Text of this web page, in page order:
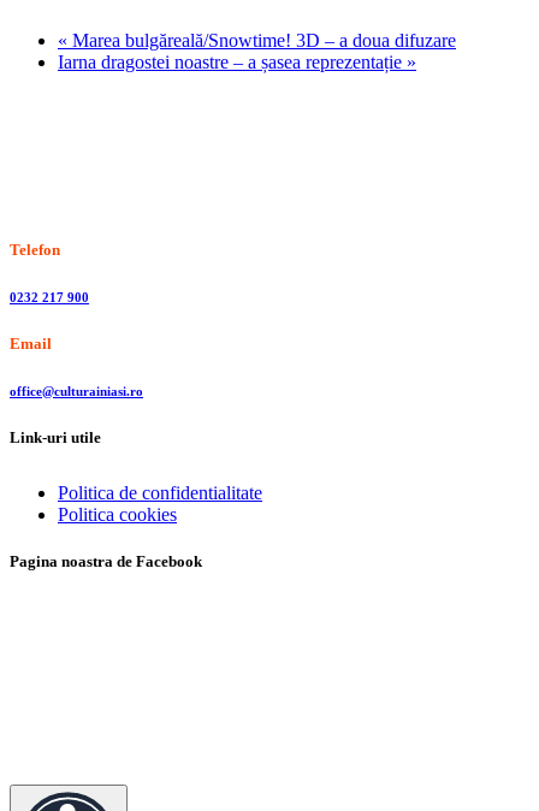
« Marea bulgăreală/Snowtime! 3D – a doua difuzare
Iarna dragostei noastre – a șasea reprezentație »
Telefon
0232 217 900
Email
office@culturainiasi.ro
Link-uri utile
Politica de confidentialitate
Politica cookies
Pagina noastra de Facebook